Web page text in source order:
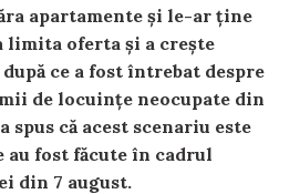
apartamente și le-ar ține
limita oferta și a crește
ce a fost întrebat despre
de locuințe neocupate din
spus că acest scenariu este
fost făcute în cadrul
din 7 august.